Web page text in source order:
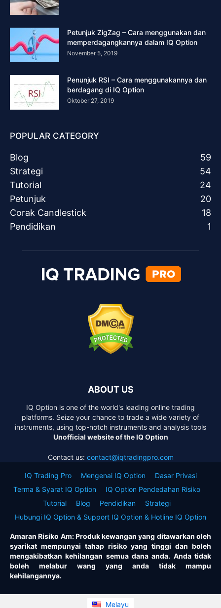
Petunjuk ZigZag – Cara menggunakan dan
memperdagangkannya dalam IQ Option
November 5, 2019
Penunjuk RSI – Cara menggunakannya dan
berdagang di IQ Option
Oktober 27, 2019
POPULAR CATEGORY
Blog
59
Strategi
54
Tutorial
24
Petunjuk
20
Corak Candlestick
18
Pendidikan
1
ABOUT US
IQ Option is one of the world's leading online trading
platforms. Seize your chance to trade a wide variety of
instruments, using top-notch instruments and analysis tools
Unofficial website of the IQ Option
Contact us: contact@iqtradingpro.com
IQ Trading Pro Mengenai IQ Option
Dasar Privasi
Terma & Syarat IQ Option
IQ Option Pendedahan Risiko
Tutorial
Blog Pendidikan
Strategi
Hubungi IQ Option & Support IQ Option & Hotline IQ Option
Amaran Risiko Am: Produk kewangan yang ditawarkan oleh
syarikat mempunyai tahap risiko yang tinggi dan boleh
mengakibatkan kehilangan semua dana anda. Anda tidak
boleh melabur wang yang anda tidak mampu
kehilangannya.
Melayu